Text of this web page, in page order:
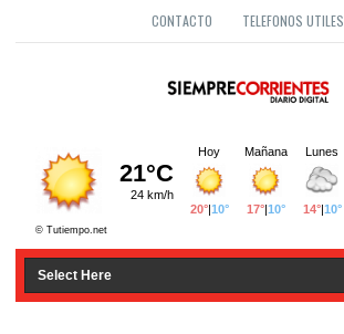
CONTACTO TELEFONOS UTILES